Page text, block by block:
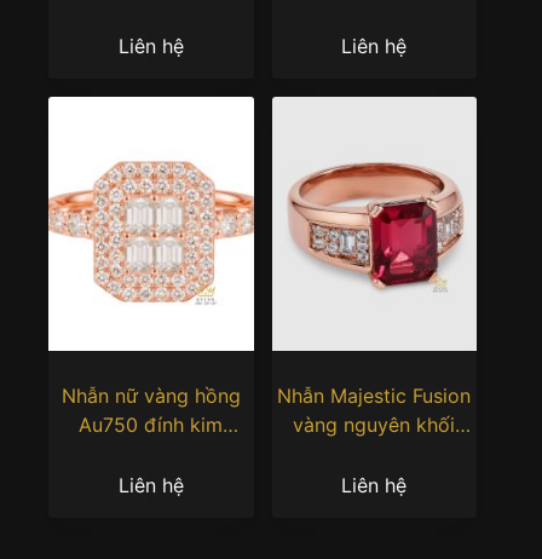
Liên hệ
Liên hệ
Nhẫn nữ vàng hồng
Au750 đính kim
Liên hệ
Nhẫn Majestic Fusion
vàng nguyên khối
Liên hệ